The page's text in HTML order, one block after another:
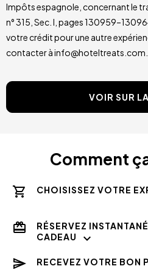
Impôts espagnole, concernant le
n° 315, Sec. I, pages
votre crédit pour une autre
contacter à info@hoteltreats.com.
VOIR SUR
Comment
CHOISISSEZ VOTRE
RÉSERVEZ
CADEAU
RECEVEZ VOTRE BON